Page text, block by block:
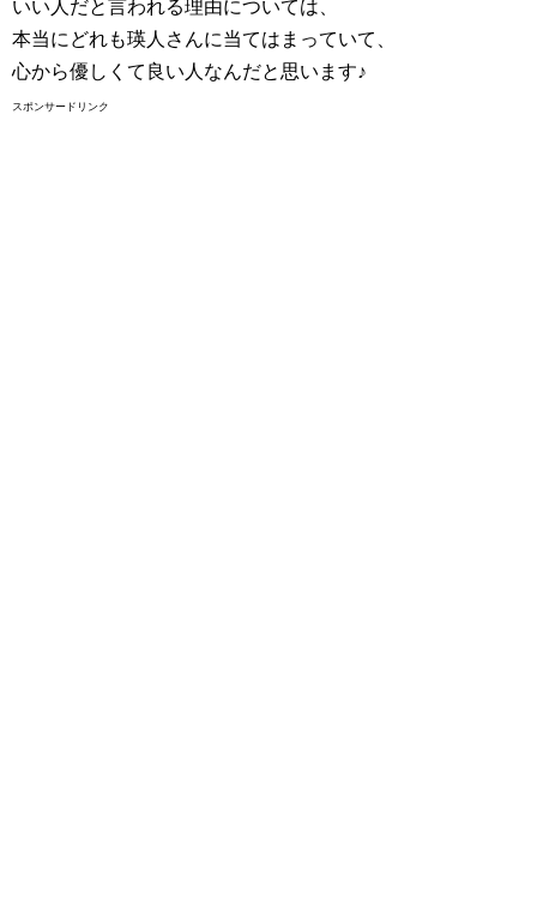
いい人だと言われる理由については、
本当にどれも瑛人さんに当てはまっていて、
心から優しくて良い人なんだと思います♪
スポンサードリンク